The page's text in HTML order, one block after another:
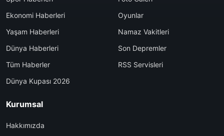
Ekonomi Haberleri
Yaşam Haberleri
Dünya Haberleri
Tüm Haberler
Dünya Kupası 2026
Oyunlar
Namaz Vakitleri
Son Depremler
RSS Servisleri
Kurumsal
Hakkımızda